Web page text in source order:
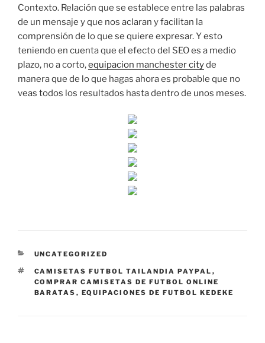
Contexto. Relación que se establece entre las palabras
de un mensaje y que nos aclaran y facilitan la
comprensión de lo que se quiere expresar. Y esto
teniendo en cuenta que el efecto del SEO es a medio
plazo, no a corto,equipacion manchester cityde
manera que de lo que hagas ahora es probable que no
veas todos los resultados hasta dentro de unos meses.
CATEGORÍAS
UNCATEGORIZED
ETIQUETAS
CAMISETAS FUTBOL TAILANDIA PAYPAL ,
COMPRAR CAMISETAS DE FUTBOL ONLINE
BARATAS , EQUIPACIONES DE FUTBOL KEDEKE